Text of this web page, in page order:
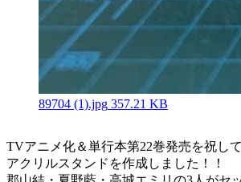
89704 (1).jpg 357.21 KB
TVアニメ化＆単行本第22巻発売を祝し
アクリルスタンドを作成しました！！